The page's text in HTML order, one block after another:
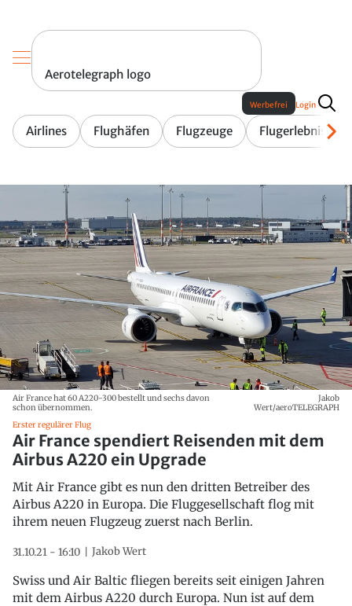
Aerotelegraph logo
Airlines Flughäfen Flugzeuge Flugerlebnis
Werbefrei Login
Air France hat 60 A220-300 bestellt und sechs davon
schon übernommen.
Jakob
Wert/aeroTELEGRAPH
Erster regulärer Flug
Air France spendiert Reisenden mit dem
Airbus A220 ein Upgrade
Mit Air France gibt es nun den dritten Betreiber des
Airbus A220 in Europa. Die Fluggesellschaft flog mit
ihrem neuen Flugzeug zuerst nach Berlin.
31.10.21 - 16:10 Jakob Wert
Swiss und Air Baltic fliegen bereits seit einigen Jahren
mit dem Airbus A220 durch Europa. Nun ist auf dem